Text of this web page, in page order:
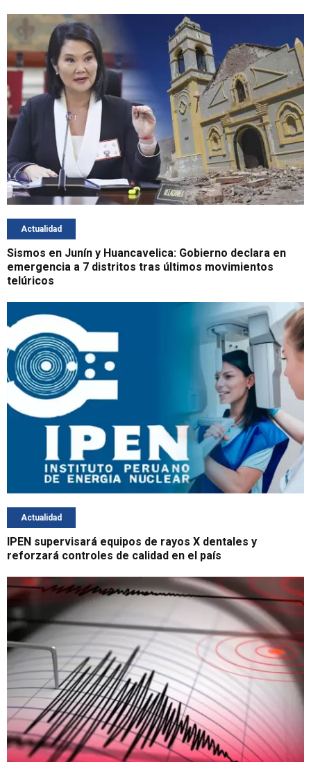
Actualidad
Sismos en Junín y Huancavelica: Gobierno declara en
emergencia a 7 distritos tras últimos movimientos
telúricos
Actualidad
IPEN supervisará equipos de rayos X dentales y
reforzará controles de calidad en el país